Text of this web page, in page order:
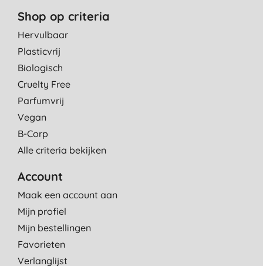
Shop op criteria
Hervulbaar
Plasticvrij
Biologisch
Cruelty Free
Parfumvrij
Vegan
B-Corp
Alle criteria bekijken
Account
Maak een account aan
Mijn profiel
Mijn bestellingen
Favorieten
Verlanglijst